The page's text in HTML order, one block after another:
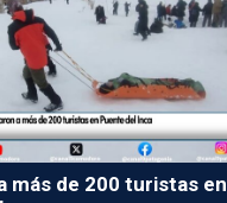
más de 200 turistas en